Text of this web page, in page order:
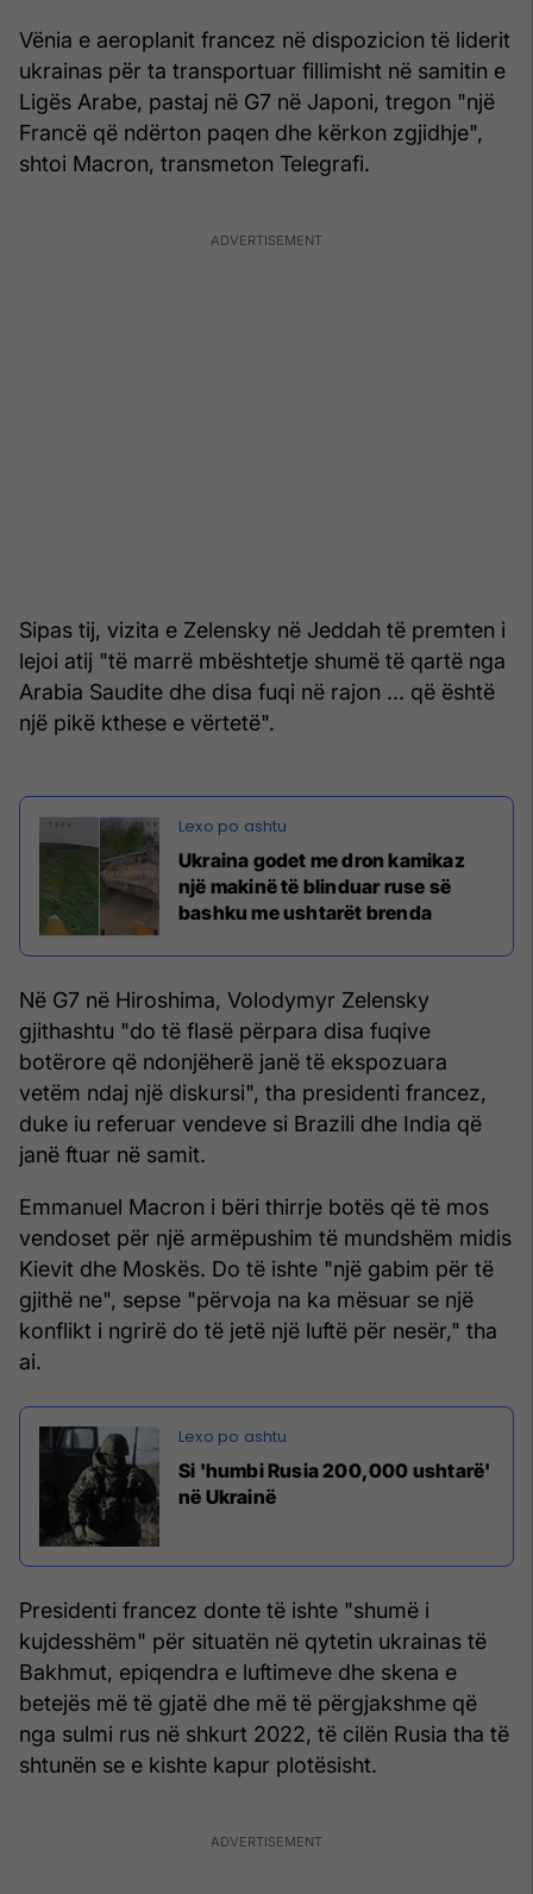
Vënia e aeroplanit francez në dispozicion të liderit
ukrainas për ta transportuar fillimisht në samitin e
Ligës Arabe, pastaj në G7 në Japoni, tregon "një
Francë që ndërton paqen dhe kërkon zgjidhje",
shtoi Macron, transmeton Telegrafi.
Sipas tij, vizita e Zelensky në Jeddah të premten i
lejoi atij "të marrë mbështetje shumë të qartë nga
Arabia Saudite dhe disa fuqi në rajon ... që është
një pikë kthese e vërtetë".
Ukraina godet me dron kamikaz
një makinë të blinduar ruse së
bashku me ushtarët brenda
Në G7 në Hiroshima, Volodymyr Zelensky
gjithashtu "do të flasë përpara disa fuqive
botërore që ndonjëherë janë të ekspozuara
vetëm ndaj një diskursi", tha presidenti francez,
duke iu referuar vendeve si Brazili dhe India që
janë ftuar në samit.
Emmanuel Macron i bëri thirrje botës që të mos
vendoset për një armëpushim të mundshëm midis
Kievit dhe Moskës. Do të ishte "një gabim për të
gjithë ne", sepse "përvoja na ka mësuar se një
konflikt i ngrirë do të jetë një luftë për nesër," tha
ai.
Si 'humbi Rusia 200,000 ushtarë'
në Ukrainë
Presidenti francez donte të ishte "shumë i
kujdesshëm" për situatën në qytetin ukrainas të
Bakhmut, epiqendra e luftimeve dhe skena e
betejës më të gjatë dhe më të përgjakshme që
nga sulmi rus në shkurt 2022, të cilën Rusia tha të
shtunën se e kishte kapur plotësisht.